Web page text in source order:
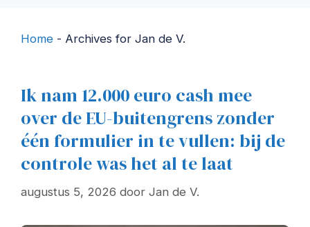
Home - Archives for Jan de V.
Ik nam 12.000 euro cash mee
over de EU-buitengrens zonder
één formulier in te vullen: bij de
controle was het al te laat
augustus 5, 2026 door Jan de V.